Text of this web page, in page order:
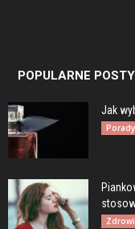
POPULARNE POSTY
Jak
Porady